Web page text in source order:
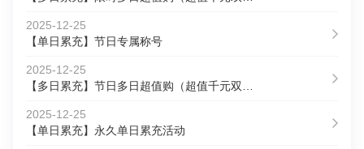
2025-12-25
【单日累充】节日专属称号
2025-12-25
2025-12-25
【单日累充】永久单日累充活动